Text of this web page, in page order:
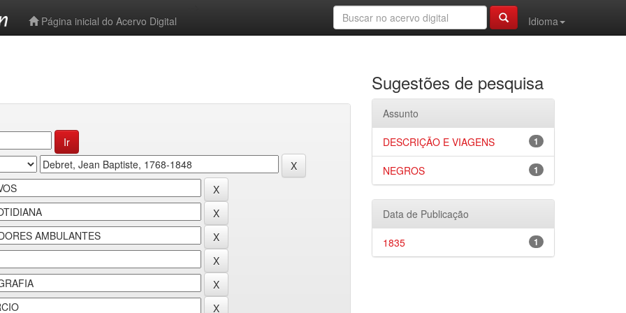
Página inicial do Acervo Digital
Idioma
Sugestões de pesquisa
Assunto
1
DESCRIÇÃO E VIAGENS
1
NEGROS
Data de Publicação
1
1835